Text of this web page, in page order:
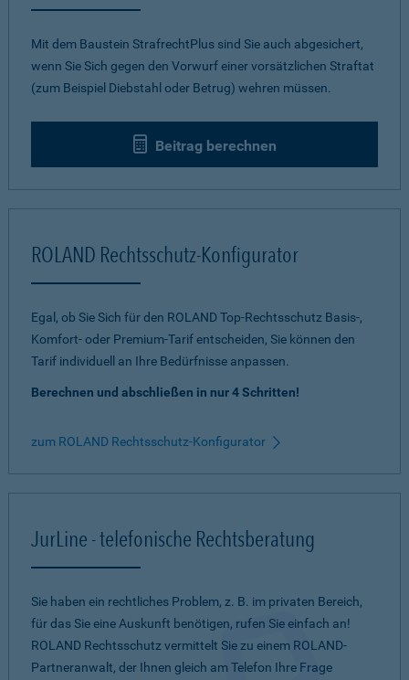
Mit dem Baustein StrafrechtPlus sind Sie auch abgesichert,
wenn Sie Sich gegen den Vorwurf einer vorsätzlichen Straftat
(zum Beispiel Diebstahl oder Betrug) wehren müssen.
Beitrag berechnen
ROLAND Rechtsschutz-Konfigurator
Egal, ob Sie Sich für den ROLAND Top-Rechtsschutz Basis-,
Komfort- oder Premium-Tarif entscheiden, Sie können den
Tarif individuell an Ihre Bedürfnisse anpassen.
Berechnen und abschließen in nur 4 Schritten!
zum ROLAND Rechtsschutz-Konfigurator
JurLine - telefonische Rechtsberatung
Sie haben ein rechtliches Problem, z. B. im privaten Bereich,
für das Sie eine Auskunft benötigen, rufen Sie einfach an!
ROLAND Rechtsschutz vermittelt Sie zu einem ROLAND-
Partneranwalt, der Ihnen gleich am Telefon Ihre Frage